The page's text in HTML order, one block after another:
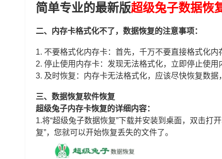
简单专业的最新版超级兔子数据恢
二、内存卡格式化不了，数据恢复的注意事项：
1. 不要格式化内存卡：首先，千万不要直接格式化
2. 停止使用内存卡：发现无法格式化，立即停止使
3. 及时恢复：内存卡无法格式化，应该尽快恢复数
三、数据恢复软件恢复
超级兔子内存卡恢复的详细内容：
1.将“超级兔子数据恢复”下载并安装到桌面，双击打
复”，您就可以开始恢复丢失的文件了。